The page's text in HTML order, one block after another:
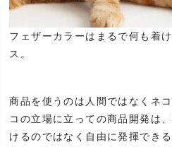
フェザーカラーはまるで何も着
ス。
商品を使うのは人間ではなくネ
コの立場に立っての商品開発は
けるのではなく自由に発揮でき